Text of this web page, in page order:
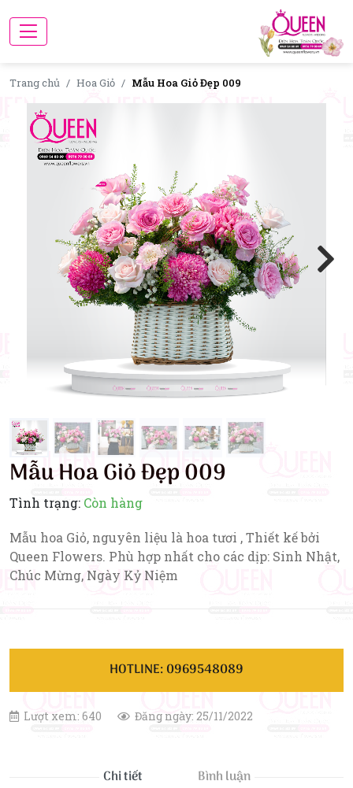
Trang chủ Hoa Giỏ Mẫu Hoa Giỏ Đẹp 009
Mẫu Hoa Giỏ Đẹp 009
Tình trạng: Còn hàng
Mẫu hoa Giỏ, nguyên liệu là hoa tươi , Thiết kế bởi
Queen Flowers. Phù hợp nhất cho các dịp: Sinh Nhật,
Chúc Mừng, Ngày Kỷ Niệm
HOTLINE: 0969548089
Lượt xem: 640 Đăng ngày: 25/11/2022
Chi tiết Bình luận